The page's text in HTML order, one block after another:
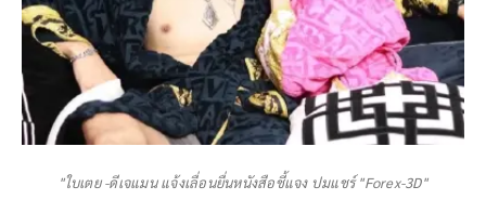
"ใบเตย -ดีเจแมน แจ้งเลื่อนยื่นหนังสือชี้แจง ปมแชร์ "Forex-3D"